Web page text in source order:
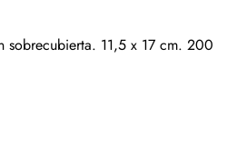
sobrecubierta. 11,5 x 17 cm. 200